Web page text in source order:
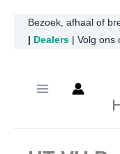
naar
inhoud
Bezoek, afhaal of
Dealers | Volg ons